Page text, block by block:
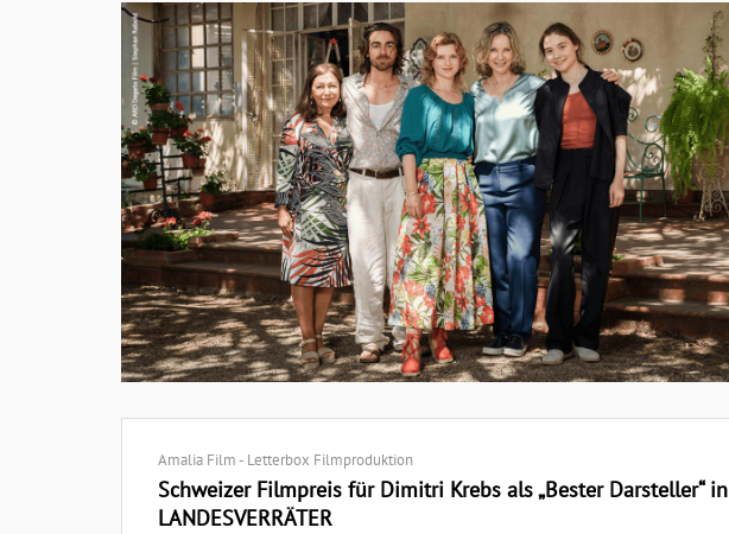
Amalia Film - Letterbox Filmproduktion
Schweizer Filmpreis für Dimitri Krebs als „Bester Darsteller“ in
LANDESVERRÄTER